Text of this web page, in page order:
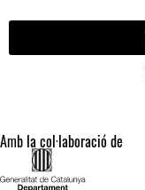
Amb la col·laboració de